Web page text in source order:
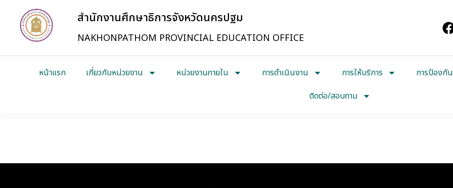
สำนักงานศึกษาธิการจังหวัดนครปฐม
NAKHONPATHOM PROVINCIAL EDUCATION OFFICE
หน้าแรก เกี่ยวกับหน่วยงาน หน่วยงานภายใน การดำเนินงาน การให้บริการ
การป้องกั
ติดต่อ/สอบถาม